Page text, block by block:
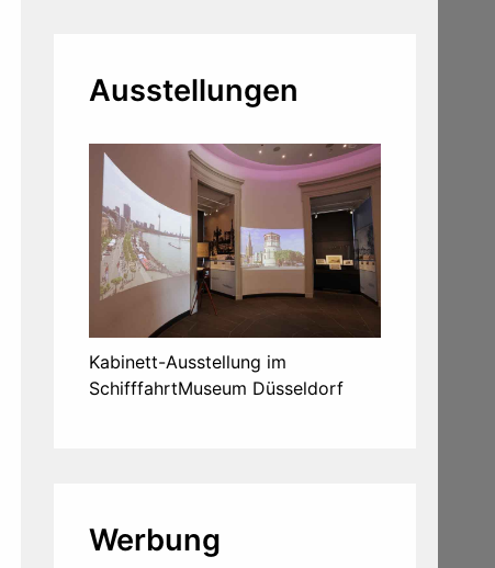
Ausstellungen
Kabinett-Ausstellung im
SchifffahrtMuseum Düsseldorf
Werbung